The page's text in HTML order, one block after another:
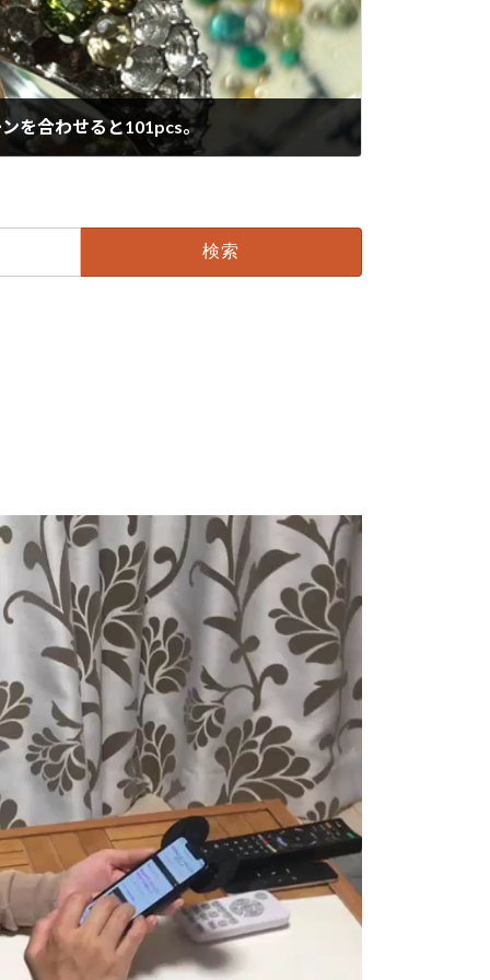
を合わせると101pcs。